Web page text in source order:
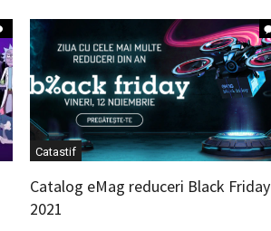
Catastif
Catalog eMag reduceri Black Friday
2021